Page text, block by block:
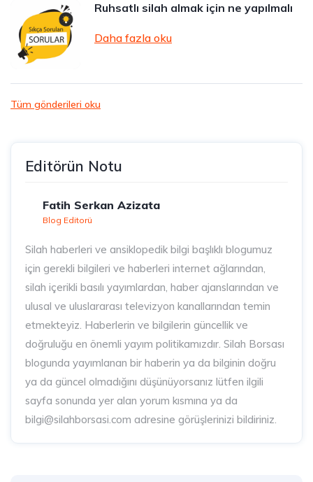
Ruhsatlı silah almak için ne yapılmalı
Daha fazla oku
Tüm gönderileri oku
Editörün Notu
Fatih Serkan Azizata
Blog Editorü
Silah haberleri ve ansiklopedik bilgi başlıklı blogumuz
için gerekli bilgileri ve haberleri internet ağlarından,
silah içerikli basılı yayımlardan, haber ajanslarından ve
ulusal ve uluslararası televizyon kanallarından temin
etmekteyiz. Haberlerin ve bilgilerin güncellik ve
doğruluğu en önemli yayım politikamızdır. Silah Borsası
blogunda yayımlanan bir haberin ya da bilginin doğru
ya da güncel olmadığını düşünüyorsanız lütfen ilgili
sayfa sonunda yer alan yorum kısmına ya da
bilgi@silahborsasi.com adresine görüşlerinizi bildiriniz.